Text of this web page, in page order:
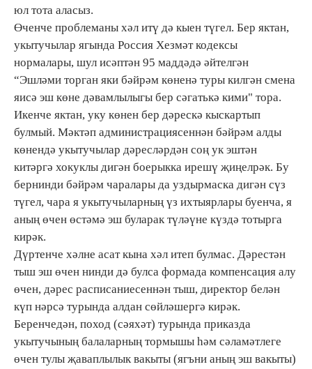
юл тота аласыз.
Өченче проблеманы хәл итү дә кыен түгел. Бер яктан,
укытучылар ягында Россия Хезмәт кодексы
нормалары, шул исәптән 95 маддәдә әйтелгән
“Эшләми торган яки бәйрәм көненә туры килгән смена
яисә эш көне дәвамлылыгы бер сәгатькә кими" тора.
Икенче яктан, уку көнен бер дәрескә кыскартып
булмый. Мәктәп администрациясеннән бәйрәм алды
көнендә укытучылар дәресләрдән соң ук эштән
китәргә хокуклы дигән боерыкка ирешү җиңелрәк. Бу
бернинди бәйрәм чаралары да уздырмаска дигән сүз
түгел, чара я укытучыларның үз ихтыярлары буенча, я
аның өчен өстәмә эш буларак түләүне күздә тотырга
кирәк.
Дүртенче хәлне асат кына хәл итеп булмас. Дәрестән
тыш эш өчен нинди дә булса формада компенсация алу
өчен, дәрес расписаниесеннән тыш, директор белән
күп нәрсә турында алдан сөйләшергә кирәк.
Беренчедән, поход (сәяхәт) турында приказда
укытучының балаларның тормышы һәм сәламәтлеге
өчен тулы җаваплылык вакыты (ягъни аның эш вакыты)